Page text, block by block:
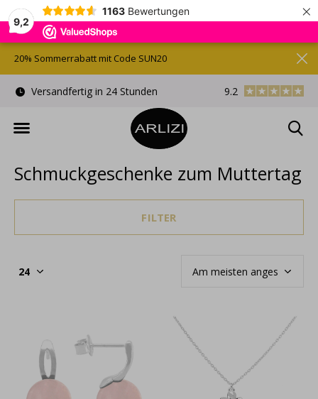
9,2
1163 Bewertungen ×
Kostenlose Geschenkverpackung9.2
20% Sommerrabatt mit Code SUN20
Schmuckgeschenke zum Muttertag
FILTER